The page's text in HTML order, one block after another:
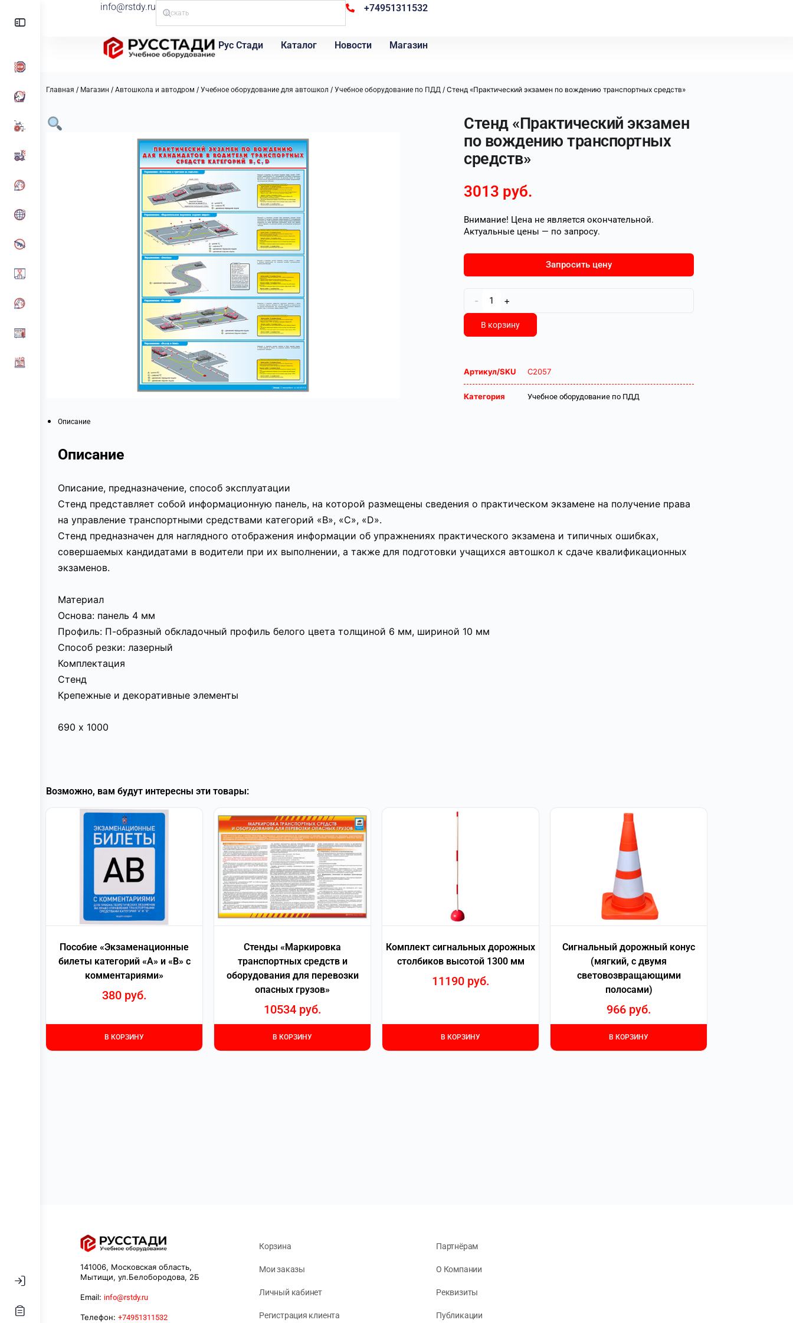
info@rstdy.ru +74951311532
Рус Стади Каталог Новости Магазин
Главная / Магазин / Автошкола и автодром / Учебное оборудование для автошкол / Учебное оборудование по ПДД / Стенд «Практический экзамен по вождению транспортных средств»
Стенд «Практический экзамен
по вождению транспортных
средств»
3013 руб.
Внимание! Цена не является окончательной.
Актуальные цены — по запросу.
Запросить цену
- +
В корзину
Артикул/SKU С2057
Категория Учебное оборудование по ПДД
Описание
Описание
Описание, предназначение, способ эксплуатации
Стенд представляет собой информационную панель, на которой размещены сведения о практическом экзамене на получение права
на управление транспортными средствами категорий «В», «С», «D».
Стенд предназначен для наглядного отображения информации об упражнениях практического экзамена и типичных ошибках,
совершаемых кандидатами в водители при их выполнении, а также для подготовки учащихся автошкол к сдаче квалификационных
экзаменов.
Материал
Основа: панель 4 мм
Профиль: П-образный обкладочный профиль белого цвета толщиной 6 мм, шириной 10 мм
Способ резки: лазерный
Комплектация
Стенд
Крепежные и декоративные элементы
690 х 1000
Возможно, вам будут интересны эти товары:
Пособие «Экзаменационные
билеты категорий «А» и «В» с
комментариями»
380 руб.
В КОРЗИНУ
Стенды «Маркировка
транспортных средств и
оборудования для перевозки
опасных грузов»
10534 руб.
В КОРЗИНУ
Комплект сигнальных дорожных
столбиков высотой 1300 мм
11190 руб.
В КОРЗИНУ
Сигнальный дорожный конус
(мягкий, с двумя
световозвращающими
полосами)
966 руб.
В КОРЗИНУ
141006, Московская область,
Мытищи, ул.Белобородова, 2Б
Email: info@rstdy.ru
Телефон: +74951311532
Корзина
Мои заказы
Личный кабинет
Регистрация клиента
Партнёрам
О Компании
Реквизиты
Публикации